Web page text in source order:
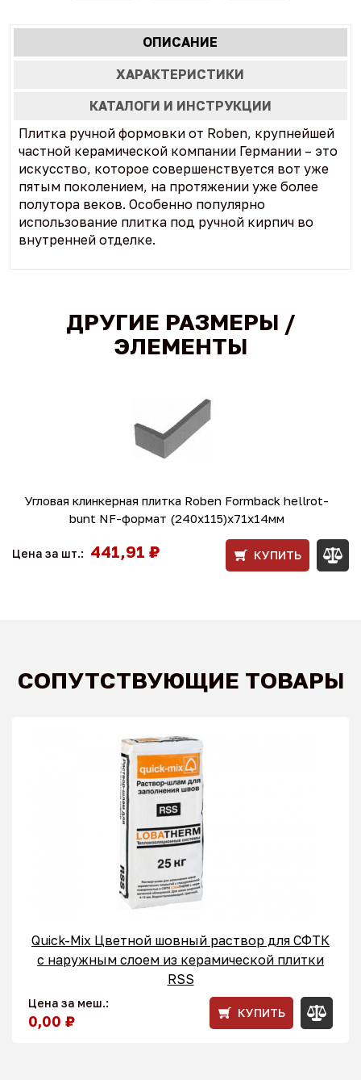
Характеристики
табы
ОПИСАНИЕ
ВКЛАДКА)
ХАРАКТЕРИСТИКИ
КАТАЛОГИ И ИНСТРУКЦИИ
Плитка ручной формовки от Roben, крупнейшей
частной керамической компании Германии – это
искусство, которое совершенствуется вот уже
пятым поколением, на протяжении уже более
полутора веков. Особенно популярно
использование плитка под ручной кирпич во
внутренней отделке.
ДРУГИЕ РАЗМЕРЫ /
ЭЛЕМЕНТЫ
Угловая клинкерная плитка Roben Formback hellrot-
bunt NF-формат (240x115)x71x14мм
Цена за шт.: 441,91 ₽ КУПИТЬ
СОПУТСТВУЮЩИЕ ТОВАРЫ
Quick-Mix Цветной шовный раствор для СФТК
с наружным слоем из керамической плитки
RSS
Цена за меш.:
0,00 ₽ КУПИТЬ